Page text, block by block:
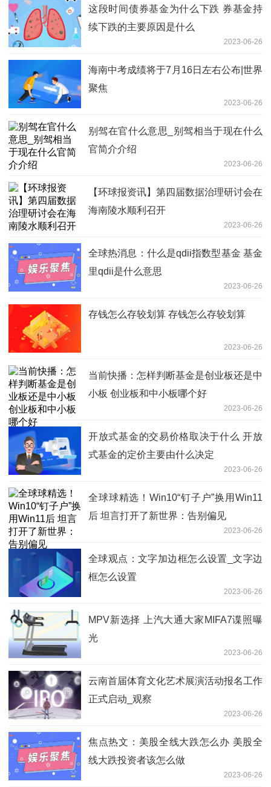
这段时间债券基金为什么下跌 券基金持
续下跌的主要原因是什么
2023-06-26
海南中考成绩将于7月16日左右公布|世界
聚焦
2023-06-26
别驾在官什么意思_别驾相当于现在什么
官简介介绍
2023-06-26
【环球报资讯】第四届数据治理研讨会在
海南陵水顺利召开
2023-06-26
全球热消息：什么是qdii指数型基金 基金
里qdii是什么意思
2023-06-26
存钱怎么存较划算 存钱怎么存较划算
2023-06-26
当前快播：怎样判断基金是创业板还是中
小板 创业板和中小板哪个好
2023-06-26
开放式基金的交易价格取决于什么 开放
式基金的定价主要由什么决定
2023-06-26
全球球精选！Win10“钉子户”换用Win11
后 坦言打开了新世界：告别偏见
2023-06-26
全球观点：文字加边框怎么设置_文字边
框怎么设置
2023-06-26
MPV新选择 上汽大通大家MIFA7谍照曝
光
2023-06-26
云南首届体育文化艺术展演活动报名工作
正式启动_观察
2023-06-26
焦点热文：美股全线大跌怎么办 美股全
线大跌投资者该怎么做
2023-06-26